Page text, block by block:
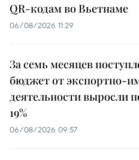
QR-кодам во Вьетнаме
06/08/2026 11:29
За семь месяцев
бюджет от экспортно-
деятельности выросли
19%
06/08/2026 09:57